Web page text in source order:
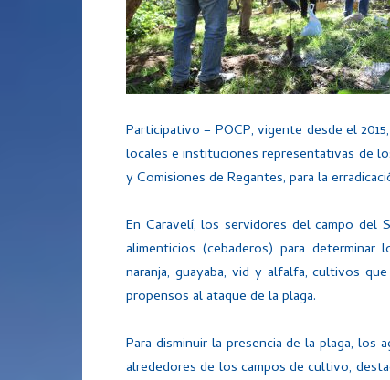
Participativo – POCP, vigente desde el
locales e instituciones representativas de
y Comisiones de Regantes, para la
En Caravelí, los servidores del campo del
alimenticios (cebaderos) para
naranja, guayaba, vid y alfalfa, cultivos
propensos al ataque de la plaga.
Para disminuir la presencia de la plaga, los
alrededores de los campos de cultivo,